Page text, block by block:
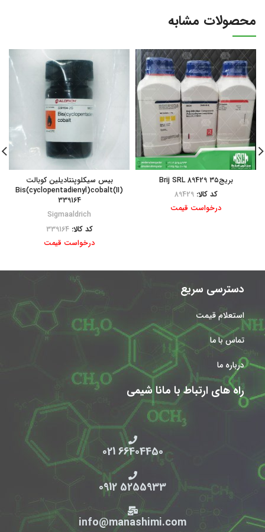
محصولات مشابه
بریج۳۵ Brij SRL 89429
کد کالا:89429
درخواست قیمت
بیس سیکلوپنتادیلین کوبالت
Bis(cyclopentadienyl)cobalt(II)
339164
Sigmaaldrich
کد کالا:339164
درخواست قیمت
دسترسی سریع
استعلام قیمت
تماس با ما
درباره ما
راه های ارتباط با مانا شیمی
66404450 021
5255933 0912
info@manashimi.com